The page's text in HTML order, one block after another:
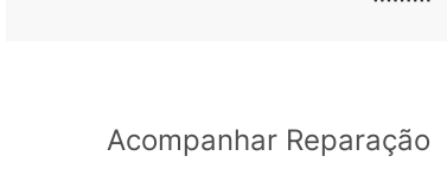
Acompanhar Reparação